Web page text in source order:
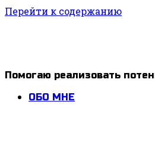
Перейти к содержанию
1ldar
Помогаю реализовать
ОБО МНЕ